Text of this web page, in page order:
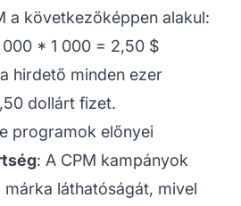
a következőképpen alakul:
* 1 000 = 2,50 $
hirdető minden ezer
dollárt fizet.
programok előnyei
: A CPM kampányok
márka láthatóságát, mivel